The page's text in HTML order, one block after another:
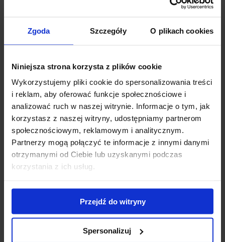
Zgoda Szczegóły O plikach cookies
Niniejsza strona korzysta z plików cookie
Wykorzystujemy pliki cookie do spersonalizowania treści
i reklam, aby oferować funkcje społecznościowe i
analizować ruch w naszej witrynie. Informacje o tym, jak
korzystasz z naszej witryny, udostępniamy partnerom
społecznościowym, reklamowym i analitycznym.
Partnerzy mogą połączyć te informacje z innymi danymi
otrzymanymi od Ciebie lub uzyskanymi podczas
korzystania z ich usług.
Przejdź do witryny
Spersonalizuj
catalpy